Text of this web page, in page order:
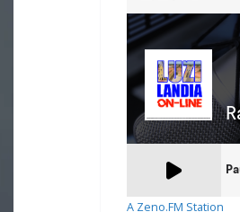
A Zeno.FM Station